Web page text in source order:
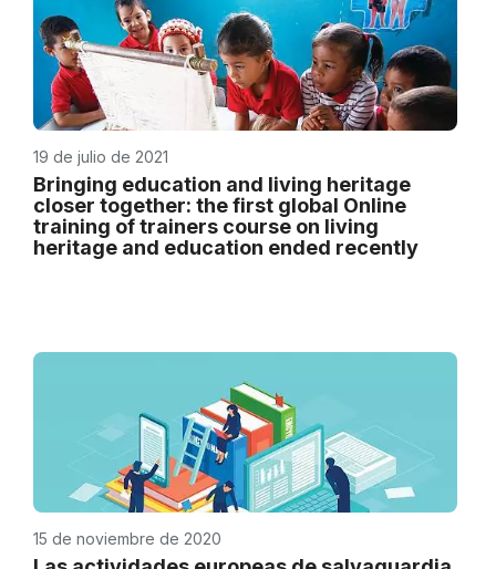
19 de julio de 2021
Bringing education and living heritage
closer together: the first global Online
training of trainers course on living
heritage and education ended recently
15 de noviembre de 2020